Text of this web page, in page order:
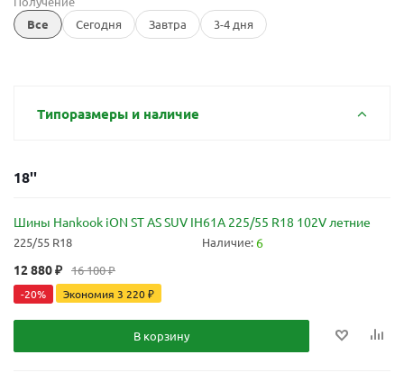
Все
Сегодня Завтра 3-4 дня
Типоразмеры и наличие
18''
Шины Hankook iON ST AS SUV IH61A 225/55 R18 102V летние
225/55 R18 Наличие: 6
12 880₽ 16 100₽
-20% Экономия 3 220₽
В корзину